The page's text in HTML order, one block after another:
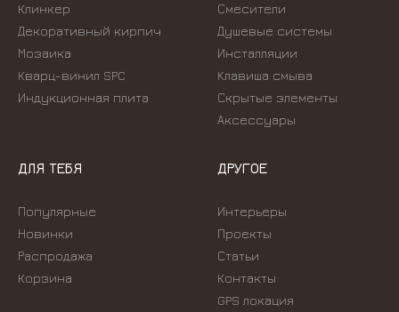
Клинкер
Декоративный кирпич
Мозаика
Кварц-винил SPC
Индукционная плита
Смесители
Душевые системы
Инсталляции
Kлавиша смыва
Скрытые элементы
Аксессуары
ДЛЯ ТЕБЯ
Популярные
Новинки
Распродажа
Корзина
ДРУГОЕ
Интерьеры
Проекты
Статьи
Контакты
GPS локация